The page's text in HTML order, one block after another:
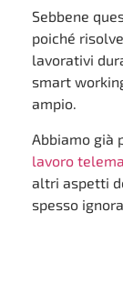
Sebbene
poiché
lavorativi
smart
ampio.
Abbiamo già
lavoro
altri aspetti
spesso